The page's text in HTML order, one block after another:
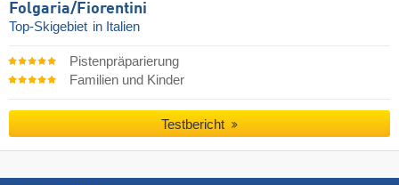
Folgaria/​Fiorentini
Top-Skigebiet in Italien
Pistenpräparierung
Familien und Kinder
Testbericht